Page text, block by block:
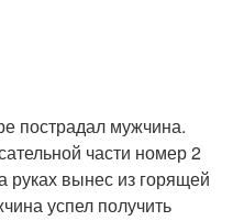
пострадал мужчина.
части номер 2
руках вынес из горящей
успел получить